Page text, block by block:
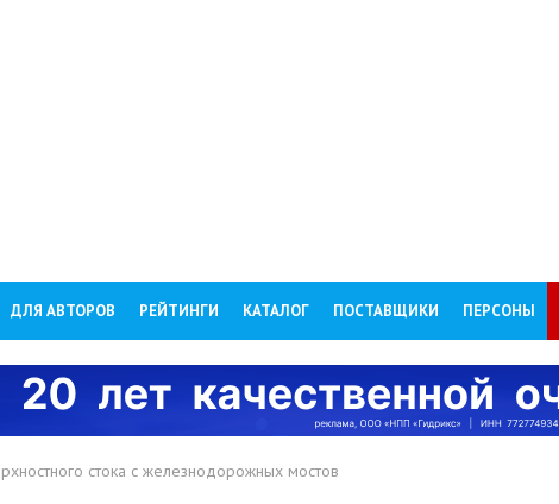
ДЛЯ АВТОРОВ РЕЙТИНГИ КАТАЛОГ ПОСТАВЩИКИ ПЕРСОНЫ
стока с железнодорожных мостов